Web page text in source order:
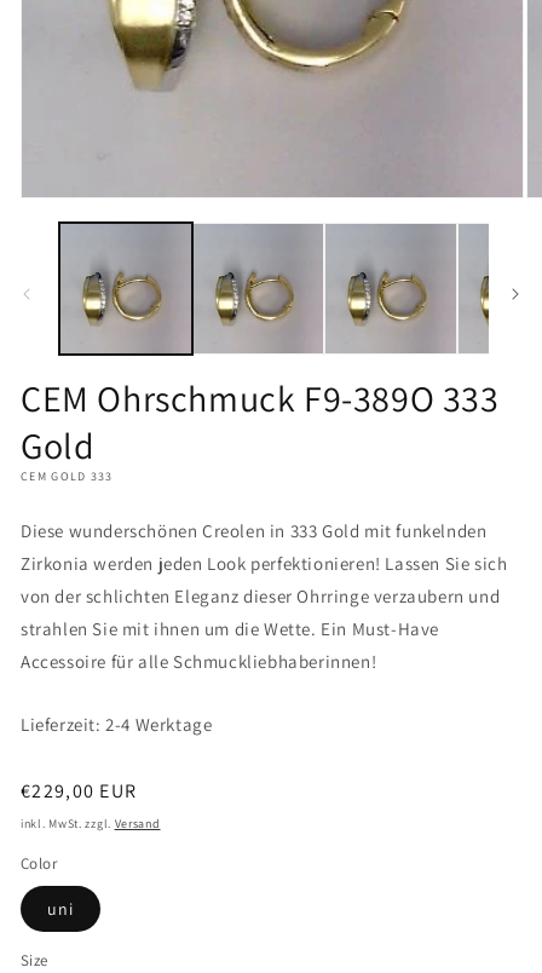
CEM Ohrschmuck F9-389O 333
Gold
CEM GOLD 333
Diese wunderschönen Creolen in 333 Gold mit funkelnden
Zirkonia werden jeden Look perfektionieren! Lassen Sie sich
von der schlichten Eleganz dieser Ohrringe verzaubern und
strahlen Sie mit ihnen um die Wette. Ein Must-Have
Accessoire für alle Schmuckliebhaberinnen!
Lieferzeit: 2-4 Werktage
Normaler
Preis
€229,00 EUR
inkl. MwSt. zzgl. Versand
Color
uni
Size